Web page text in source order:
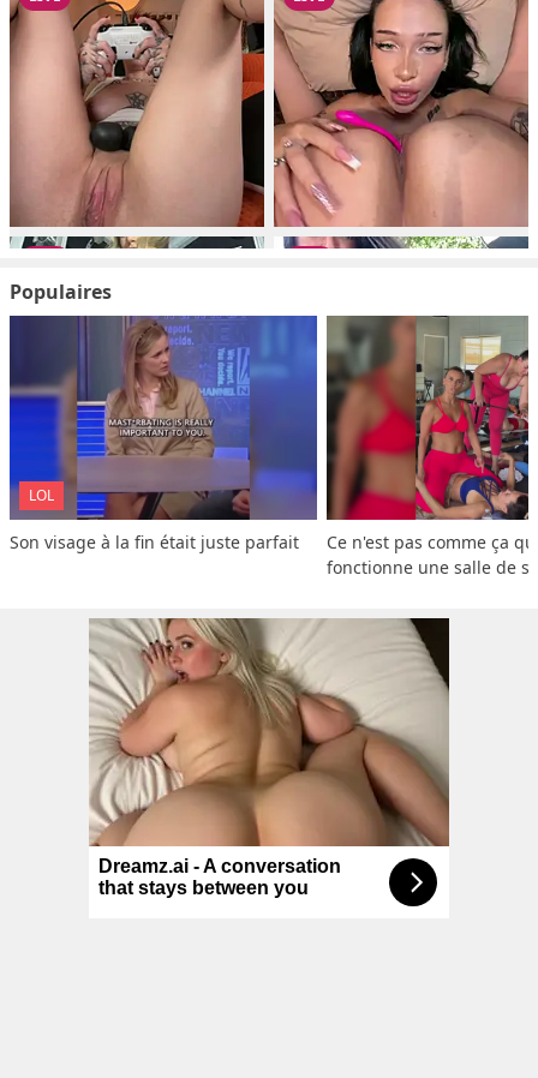
Populaires
LOL
Son visage à la fin était juste parfait
Ce n'est pas comme ça
fonctionne une salle de